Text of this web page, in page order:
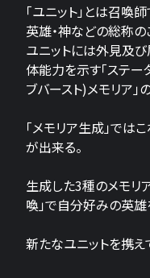
「ユニット」とは召喚
英雄・神などの総称の
ユニットには外見及び
体能力を示す「ステー
ブバースト)メモリア」
「メモリア生成」では
が出来る。
生成した3種のメモリ
喚」で自分好みの英雄
新たなユニットを携え